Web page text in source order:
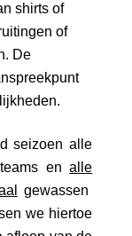
shirts of
of
De
seizoen alle
enalle
gewassen
we hiertoe